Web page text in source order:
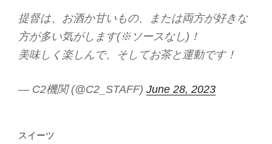
提督は、お酒か甘いもの、または両方が好きな
方が多い気がします(※ソースなし)！
美味しく楽しんで、そしてお茶と運動です！
— C2機関 (@C2_STAFF) June 28, 2023
スイーツ